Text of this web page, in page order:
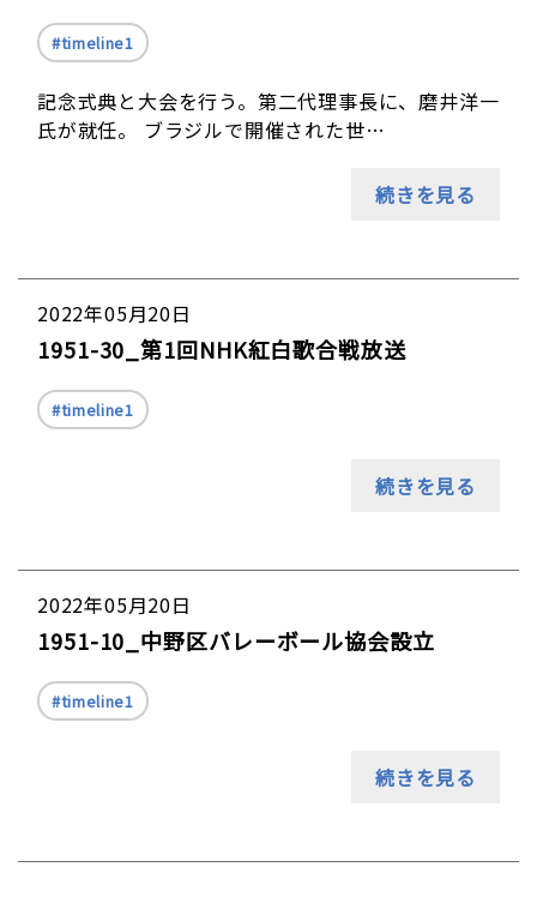
timeline1
記念式典と大会を行う。第二代理事長に、磨井洋一
氏が就任。 ブラジルで開催された世…
続きを見る
2022年05月20日
1951-30_第1回NHK紅白歌合戦放送
timeline1
続きを見る
2022年05月20日
1951-10_中野区バレーボール協会設立
timeline1
続きを見る